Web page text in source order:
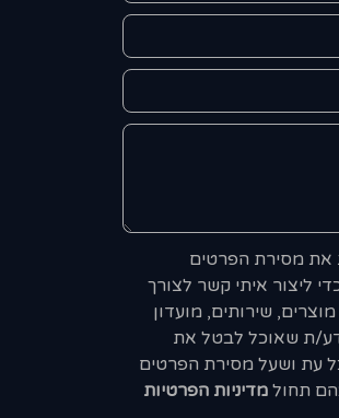
את מסירת הפרטים
ליצור איתי קשר לצורך
שירותים, מועדון
ת שאוכל לבטל את
עת ושעל מסירת הפרטים
תחולמדיניות הפרטיות